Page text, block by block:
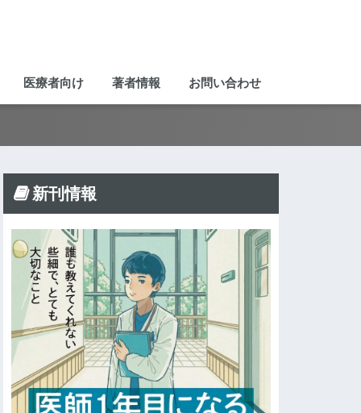
医療者向け 著者情報 お問い合わせ
新刊情報